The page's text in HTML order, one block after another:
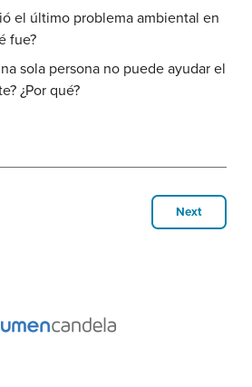
el último problema ambiental en
fue?
sola persona no puede ayudar el
¿Por qué?
Next